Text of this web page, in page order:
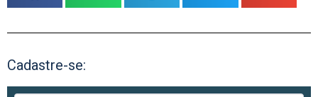
Cadastre-se: